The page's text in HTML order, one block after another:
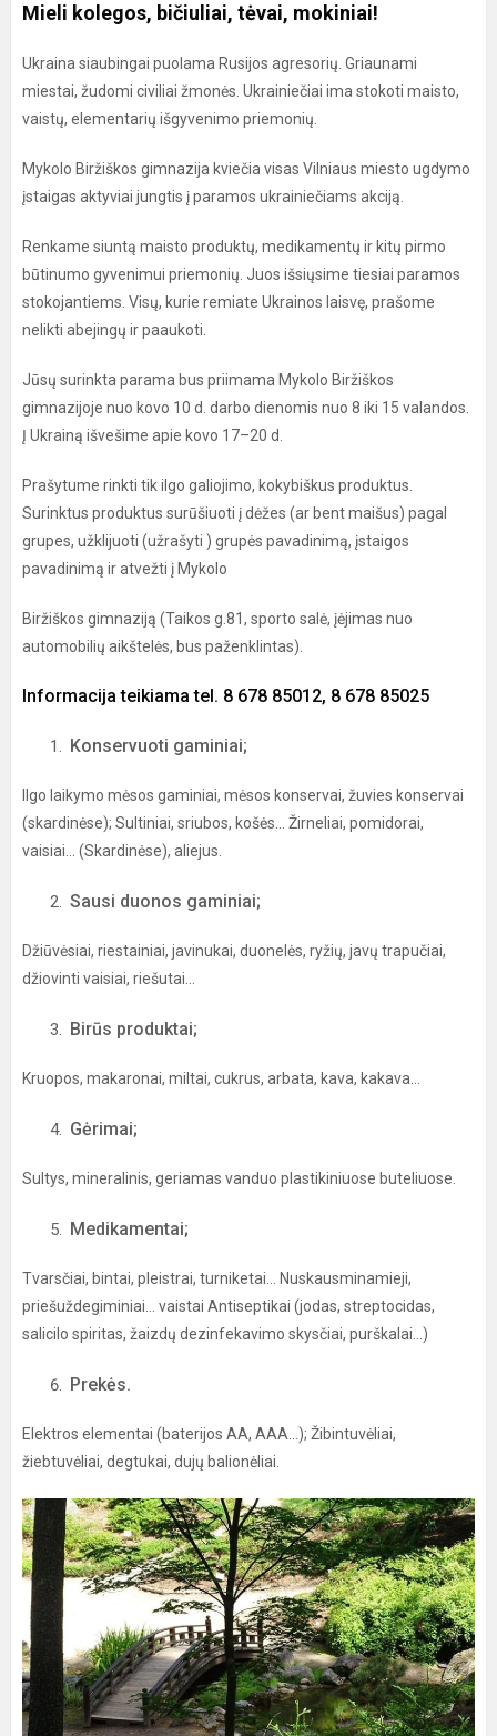
Mieli kolegos, bičiuliai, tėvai, mokiniai!
Ukraina siaubingai puolama Rusijos agresorių. Griaunami
miestai, žudomi civiliai žmonės. Ukrainiečiai ima stokoti maisto,
vaistų, elementarių išgyvenimo priemonių.
Mykolo Biržiškos gimnazija kviečia visas Vilniaus miesto ugdymo
įstaigas aktyviai jungtis į paramos ukrainiečiams akciją.
Renkame siuntą maisto produktų, medikamentų ir kitų pirmo
būtinumo gyvenimui priemonių. Juos išsiųsime tiesiai paramos
stokojantiems. Visų, kurie remiate Ukrainos laisvę, prašome
nelikti abejingų ir paaukoti.
Jūsų surinkta parama bus priimama Mykolo Biržiškos
gimnazijoje nuo kovo 10 d. darbo dienomis nuo 8 iki 15 valandos.
Į Ukrainą išvešime apie kovo 17–20 d.
Prašytume rinkti tik ilgo galiojimo, kokybiškus produktus.
Surinktus produktus surūšiuoti į dėžes (ar bent maišus) pagal
grupes, užklijuoti (užrašyti ) grupės pavadinimą, įstaigos
pavadinimą ir atvežti į Mykolo
Biržiškos gimnaziją (Taikos g.81, sporto salė, įėjimas nuo
automobilių aikštelės, bus paženklintas).
Informacija teikiama tel. 8 678 85012, 8 678 85025
Konservuoti gaminiai;
Ilgo laikymo mėsos gaminiai, mėsos konservai, žuvies konservai
(skardinėse); Sultiniai, sriubos, košės... Žirneliai, pomidorai,
vaisiai... (Skardinėse), aliejus.
Sausi duonos gaminiai;
Džiūvėsiai, riestainiai, javinukai, duonelės, ryžių, javų trapučiai,
džiovinti vaisiai, riešutai...
Birūs produktai;
Kruopos, makaronai, miltai, cukrus, arbata, kava, kakava...
Gėrimai;
Sultys, mineralinis, geriamas vanduo plastikiniuose buteliuose.
Medikamentai;
Tvarsčiai, bintai, pleistrai, turniketai... Nuskausminamieji,
priešuždegiminiai... vaistai Antiseptikai (jodas, streptocidas,
salicilo spiritas, žaizdų dezinfekavimo skysčiai, purškalai...)
Prekės.
Elektros elementai (baterijos AA, AAA...); Žibintuvėliai,
žiebtuvėliai, degtukai, dujų balionėliai.